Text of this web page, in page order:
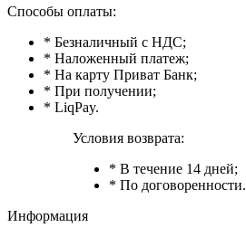
Способы оплаты:
* Безналичный с НДС;
* Наложенный платеж;
* На карту Приват Банк;
* При получении;
* LiqPay.
Условия возврата:
* В течение 14 дней;
* По договоренности.
Информация